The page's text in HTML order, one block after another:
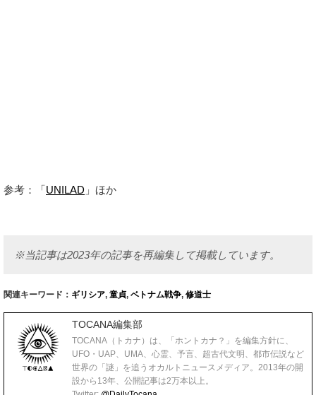
参考：「UNILAD 」ほか
※当記事は2023年の記事を再編集して掲載しています。
関連キーワード： ギリシア, 童貞, ベトナム戦争, 修道士
TOCANA編集部
TOCANA（トカナ）は、「ホントカナ？」を編集方針に、
UFO・UAP、UMA、心霊、予言、超古代文明、都市伝説など
世界の「謎」を追うオカルトニュースメディア。2013年の開
設から13年、公開記事は2万本以上。